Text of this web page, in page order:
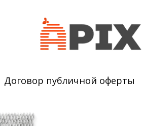
Договор публичной оферты